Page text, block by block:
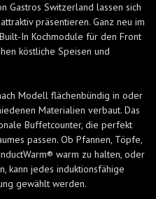
Gastros Switzerland lassen sich
präsentieren. Ganz neu im
In Kochmodule für den Front
köstliche Speisen und
Modell flächenbündig in oder
Materialien verbaut. Das
Buffetcounter, die perfekt
passen. Ob Pfannen, Töpfe,
warm zu halten, oder
kann jedes induktionsfähige
gewählt werden.